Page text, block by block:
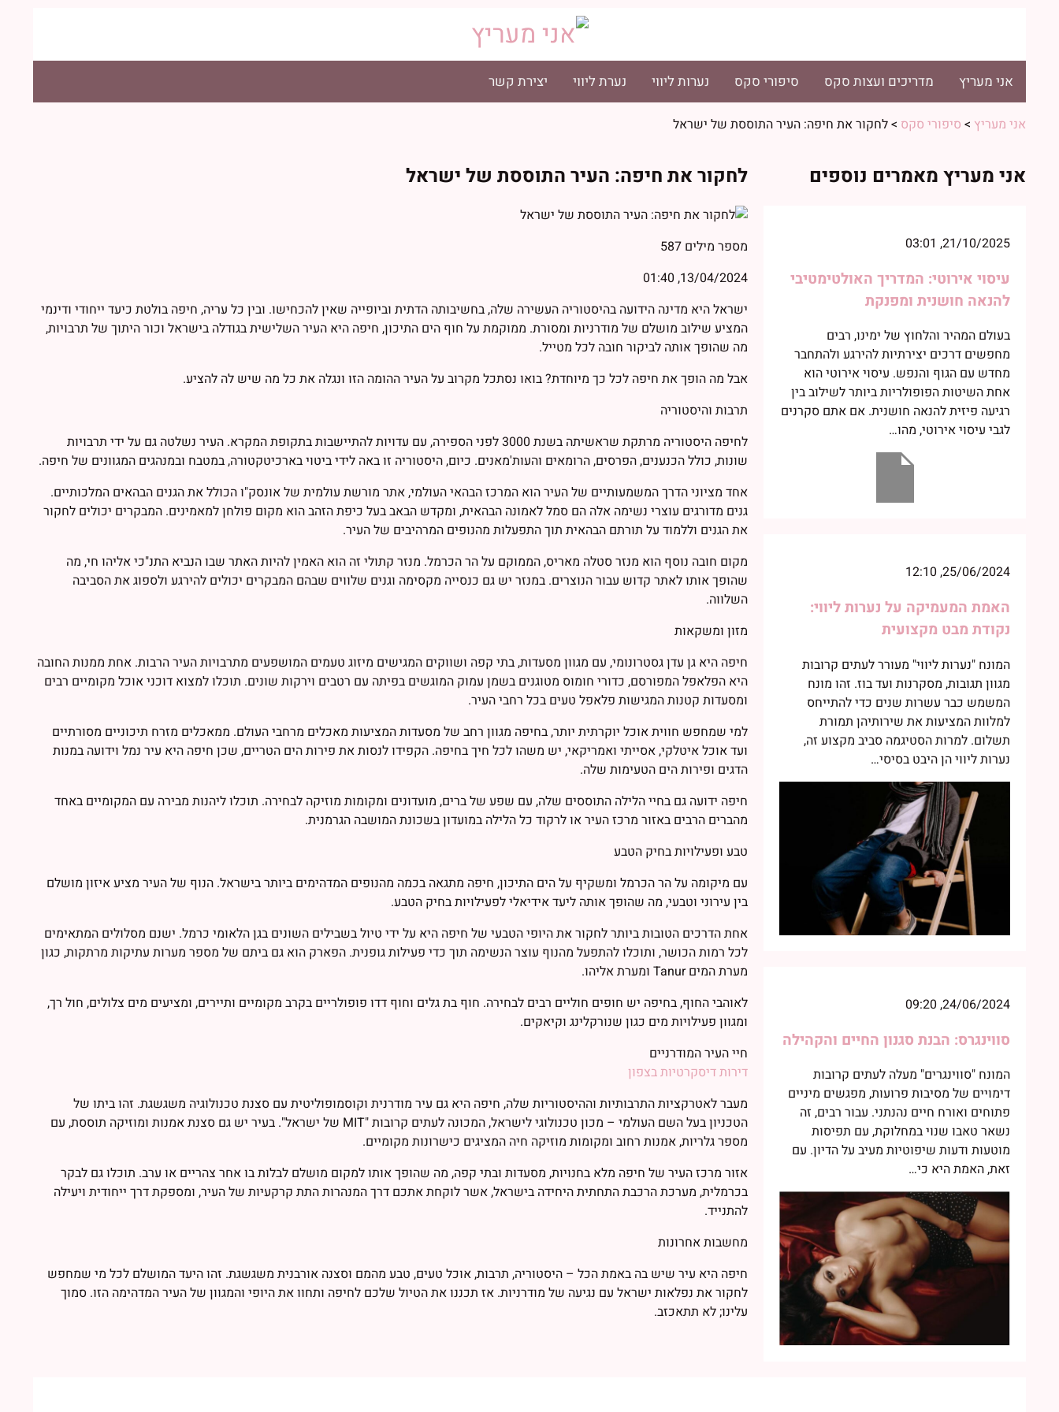
אני מעריץ מדריכים ועצות סקס סיפורי סקס נערות ליווי נערת ליווי יצירת קשר
אני מעריץ > סיפורי סקס >לחקור את חיפה: העיר התוססת של ישראל
לחקור את חיפה: העיר התוססת של ישראל
מספר מילים 587
13/04/2024, 01:40
ישראל היא מדינה הידועה בהיסטוריה העשירה שלה, בחשיבותה הדתית וביופייה שאין להכחישו. ובין כל עריה, חיפה בולטת כיעד ייחודי ודינמי
המציע שילוב מושלם של מודרניות ומסורת. ממוקמת על חוף הים התיכון, חיפה היא העיר השלישית בגודלה בישראל וכור היתוך של תרבויות,
מה שהופך אותה לביקור חובה לכל מטייל.
אבל מה הופך את חיפה לכל כך מיוחדת? בואו נסתכל מקרוב על העיר ההומה הזו ונגלה את כל מה שיש לה להציע.
תרבות והיסטוריה
לחיפה היסטוריה מרתקת שראשיתה בשנת 3000 לפני הספירה, עם עדויות להתיישבות בתקופת המקרא. העיר נשלטה גם על ידי תרבויות
שונות, כולל הכנענים, הפרסים, הרומאים והעות'מאנים. כיום, היסטוריה זו באה לידי ביטוי בארכיטקטורה, במטבח ובמנהגים המגוונים של חיפה.
אחד מציוני הדרך המשמעותיים של העיר הוא המרכז הבהאי העולמי, אתר מורשת עולמית של אונסק"ו הכולל את הגנים הבהאים המלכותיים.
גנים מדורגים עוצרי נשימה אלה הם סמל לאמונה הבהאית, ומקדש הבאב בעל כיפת הזהב הוא מקום פולחן למאמינים. המבקרים יכולים לחקור
את הגנים וללמוד על תורתם הבהאית תוך התפעלות מהנופים המרהיבים של העיר.
מקום חובה נוסף הוא מנזר סטלה מאריס, הממוקם על הר הכרמל. מנזר קתולי זה הוא האמין להיות האתר שבו הנביא התנ"כי אליהו חי, מה
שהופך אותו לאתר קדוש עבור הנוצרים. במנזר יש גם כנסייה מקסימה וגנים שלווים שבהם המבקרים יכולים להירגע ולספוג את הסביבה
השלווה.
מזון ומשקאות
חיפה היא גן עדן גסטרונומי, עם מגוון מסעדות, בתי קפה ושווקים המגישים מיזוג טעמים המושפעים מתרבויות העיר הרבות. אחת ממנות החובה
היא הפלאפל המפורסם, כדורי חומוס מטוגנים בשמן עמוק המוגשים בפיתה עם רטבים וירקות שונים. תוכלו למצוא דוכני אוכל מקומיים רבים
ומסעדות קטנות המגישות פלאפל טעים בכל רחבי העיר.
למי שמחפש חווית אוכל יוקרתית יותר, בחיפה מגוון רחב של מסעדות המציעות מאכלים מרחבי העולם. ממאכלים מזרח תיכוניים מסורתיים
ועד אוכל איטלקי, אסייתי ואמריקאי, יש משהו לכל חיך בחיפה. הקפידו לנסות את פירות הים הטריים, שכן חיפה היא עיר נמל וידועה במנות
הדגים ופירות הים הטעימות שלה.
חיפה ידועה גם בחיי הלילה התוססים שלה, עם שפע של ברים, מועדונים ומקומות מוזיקה לבחירה. תוכלו ליהנות מבירה עם המקומיים באחד
מהברים הרבים באזור מרכז העיר או לרקוד כל הלילה במועדון בשכונת המושבה הגרמנית.
טבע ופעילויות בחיק הטבע
עם מיקומה על הר הכרמל ומשקיף על הים התיכון, חיפה מתגאה בכמה מהנופים המדהימים ביותר בישראל. הנוף של העיר מציע איזון מושלם
בין עירוני וטבעי, מה שהופך אותה ליעד אידיאלי לפעילויות בחיק הטבע.
אחת הדרכים הטובות ביותר לחקור את היופי הטבעי של חיפה היא על ידי טיול בשבילים השונים בגן הלאומי כרמל. ישנם מסלולים המתאימים
לכל רמות הכושר, ותוכלו להתפעל מהנוף עוצר הנשימה תוך כדי פעילות גופנית. הפארק הוא גם ביתם של מספר מערות עתיקות מרתקות, כגון
מערת המים Tanur ומערת אליהו.
לאוהבי החוף, בחיפה יש חופים חוליים רבים לבחירה. חוף בת גלים וחוף דדו פופולריים בקרב מקומיים ותיירים, ומציעים מים צלולים, חול רך,
ומגוון פעילויות מים כגון שנורקלינג וקיאקים.
חיי העיר המודרניים
דירות דיסקרטיות בצפון
מעבר לאטרקציות התרבותיות וההיסטוריות שלה, חיפה היא גם עיר מודרנית וקוסמופוליטית עם סצנת טכנולוגיה משגשגת. זהו ביתו של
הטכניון בעל השם העולמי – מכון טכנולוגי לישראל, המכונה לעתים קרובות "MIT של ישראל". בעיר יש גם סצנת אמנות ומוזיקה תוססת, עם
מספר גלריות, אמנות רחוב ומקומות מוזיקה חיה המציגים כישרונות מקומיים.
אזור מרכז העיר של חיפה מלא בחנויות, מסעדות ובתי קפה, מה שהופך אותו למקום מושלם לבלות בו אחר צהריים או ערב. תוכלו גם לבקר
בכרמלית, מערכת הרכבת התחתית היחידה בישראל, אשר לוקחת אתכם דרך המנהרות התת קרקעיות של העיר, ומספקת דרך ייחודית ויעילה
להתנייד.
מחשבות אחרונות
חיפה היא עיר שיש בה באמת הכל – היסטוריה, תרבות, אוכל טעים, טבע מהמם וסצנה אורבנית משגשגת. זהו היעד המושלם לכל מי שמחפש
לחקור את נפלאות ישראל עם נגיעה של מודרניות. אז תכננו את הטיול שלכם לחיפה ותחוו את היופי והמגוון של העיר המדהימה הזו. סמוך
עלינו; לא תתאכזב.
אני מעריץ מאמרים נוספים
21/10/2025, 03:01
עיסוי אירוטי: המדריך האולטימטיבי
להנאה חושנית ומפנקת
בעולם המהיר והלחוץ של ימינו, רבים
מחפשים דרכים יצירתיות להירגע ולהתחבר
מחדש עם הגוף והנפש. עיסוי אירוטי הוא
אחת השיטות הפופולריות ביותר לשילוב בין
רגיעה פיזית להנאה חושנית. אם אתם סקרנים
לגבי עיסוי אירוטי, מהו…
25/06/2024, 12:10
האמת המעמיקה על נערות ליווי:
נקודת מבט מקצועית
המונח "נערות ליווי" מעורר לעתים קרובות
מגוון תגובות, מסקרנות ועד בוז. זהו מונח
המשמש כבר עשרות שנים כדי להתייחס
למלוות המציעות את שירותיהן תמורת
תשלום. למרות הסטיגמה סביב מקצוע זה,
נערות ליווי הן היבט בסיסי…
24/06/2024, 09:20
סווינגרס: הבנת סגנון החיים והקהילה
המונח "סווינגרים" מעלה לעתים קרובות
דימויים של מסיבות פרועות, מפגשים מיניים
פתוחים ואורח חיים נהנתני. עבור רבים, זה
נשאר טאבו שנוי במחלוקת, עם תפיסות
מוטעות ודעות שיפוטיות מעיב על הדיון. עם
זאת, האמת היא כי…